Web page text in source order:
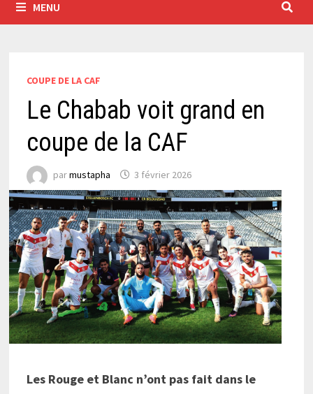
MENU
COUPE DE LA CAF
Le Chabab voit grand en
coupe de la CAF
parmustapha 3 février 2026
Les Rouge et Blanc n’ont pas fait dans le